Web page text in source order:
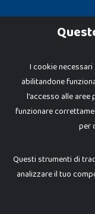
Dadi e Mattoncini è un
espressamente
brand elencati nel
I prezzi e le promozioni
negozio.
Giocabene Srl - via della
P.IVA 02608090425 - REA
I cookie
abilitandone
l'accesso alle aree
funzionare
per
Questi strumenti di
analizzare il tuo